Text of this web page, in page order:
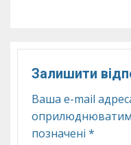
Залишити
Ваша e-mail
позначені *